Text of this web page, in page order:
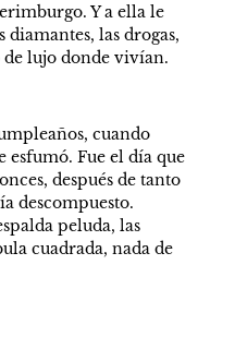
Y a ella le
diamantes, las drogas,
de lujo donde vivían.
cuando
esfumó. Fue el día que
después de tanto
descompuesto.
peluda, las
cuadrada, nada de